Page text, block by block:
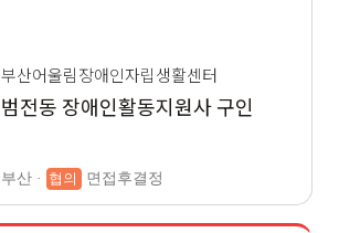
부산어울림장애인자립생활센터
범전동 장애인활동지원사 구인
부산 · 협의 면접후결정